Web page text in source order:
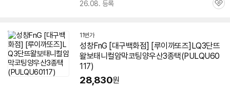
26.08. 등록
관
11번가
성창FnG [대구백화점] [루이까또즈]LQ3단뜨
왈보태니컬암막코팅양우산3종택(PULQU60
117)
28,830원